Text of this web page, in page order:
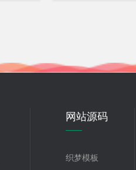
网站源码
织梦模板